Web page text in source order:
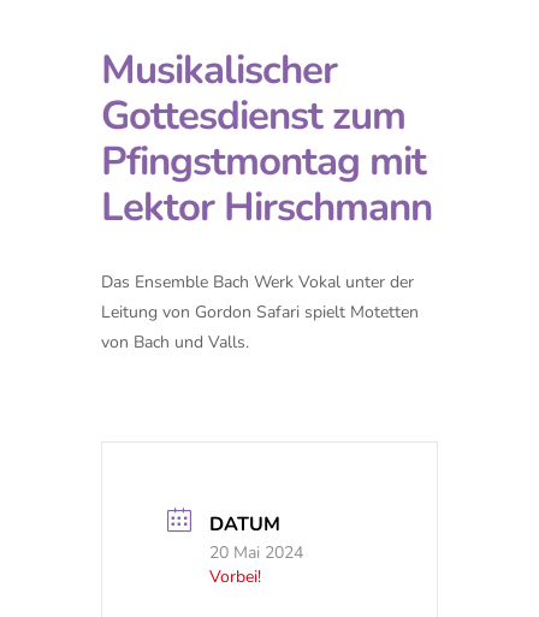
Musikalischer
Gottesdienst zum
Pfingstmontag mit
Lektor Hirschmann
Das Ensemble Bach Werk Vokal unter der
Leitung von Gordon Safari spielt Motetten
von Bach und Valls.
DATUM
20 Mai 2024
Vorbei!